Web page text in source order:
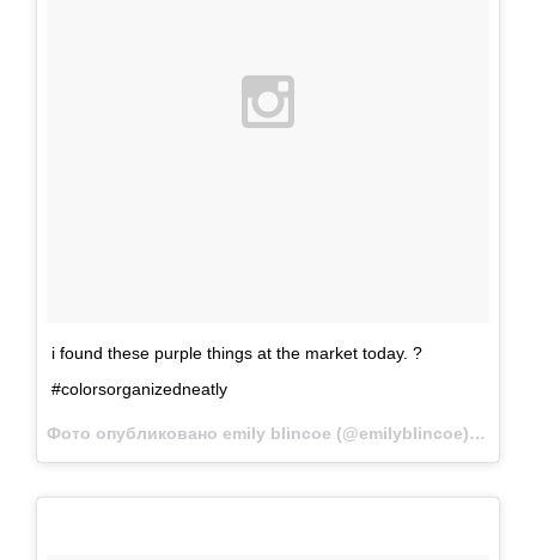
i found these purple things at the market today. ?
#colorsorganizedneatly
Фото опубликовано emily blincoe (@emilyblincoe)Июн 26